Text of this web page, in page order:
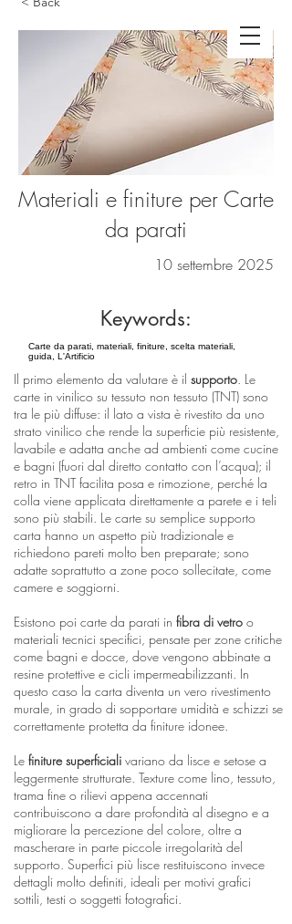
Materiali e finiture per Carte
da parati
10 settembre 2025
Keywords:
Carte da parati, materiali, finiture, scelta materiali,
guida, L'Artificio
Il primo elemento da valutare è il supporto. Le
carte in vinilico su tessuto non tessuto (TNT) sono
tra le più diffuse: il lato a vista è rivestito da uno
strato vinilico che rende la superficie più resistente,
lavabile e adatta anche ad ambienti come cucine
e bagni (fuori dal diretto contatto con l’acqua); il
retro in TNT facilita posa e rimozione, perché la
colla viene applicata direttamente a parete e i teli
sono più stabili. Le carte su semplice supporto
carta hanno un aspetto più tradizionale e
richiedono pareti molto ben preparate; sono
adatte soprattutto a zone poco sollecitate, come
camere e soggiorni.
Esistono poi carte da parati in fibra di vetro o
materiali tecnici specifici, pensate per zone critiche
come bagni e docce, dove vengono abbinate a
resine protettive e cicli impermeabilizzanti. In
questo caso la carta diventa un vero rivestimento
murale, in grado di sopportare umidità e schizzi se
correttamente protetta da finiture idonee.
Le finiture superficiali variano da lisce e setose a
leggermente strutturate. Texture come lino, tessuto,
trama fine o rilievi appena accennati
contribuiscono a dare profondità al disegno e a
migliorare la percezione del colore, oltre a
mascherare in parte piccole irregolarità del
supporto. Superfici più lisce restituiscono invece
dettagli molto definiti, ideali per motivi grafici
sottili, testi o soggetti fotografici.